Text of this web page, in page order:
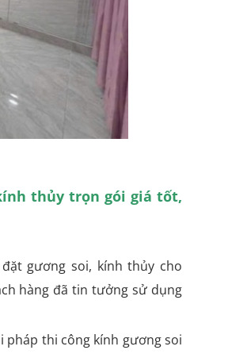
thủy trọn gói giá tốt,
gương soi, kính thủy cho
hàng đã tin tưởng sử dụng
pháp thi công kính gương soi